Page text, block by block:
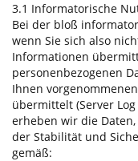
3.1 Informatorische
Bei der bloß
wenn Sie sich also
Informationen
personenbezogenen
Ihnen
übermittelt (Server
erheben wir die
der Stabilität und
gemäß: